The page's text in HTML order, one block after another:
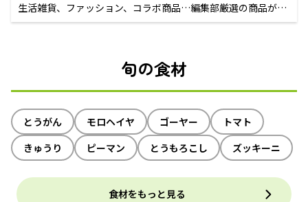
生活雑貨、ファッション、コラボ商品…編集部厳選の商品が買
えるECサイト
旬の食材
とうがん モロヘイヤ ゴーヤー
トマト
きゅうり
ピーマン とうもろこし ズッキーニ
食材をもっと見る